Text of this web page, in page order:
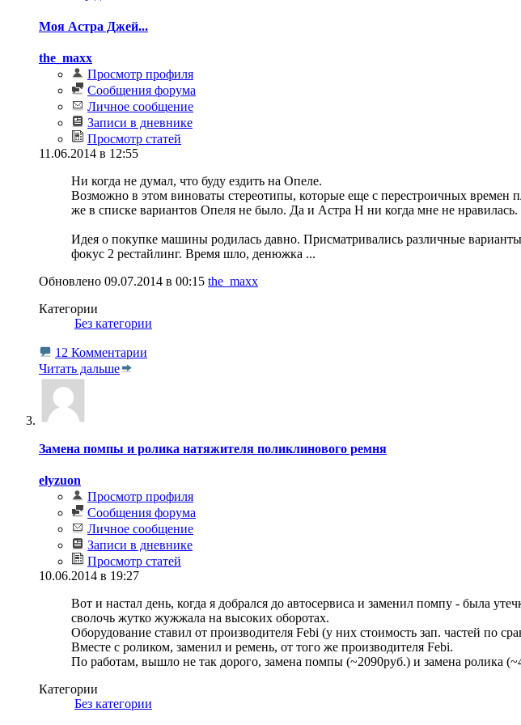
Моя Астра Джей...
the_maxx
Просмотр профиля
Сообщения форума
Личное сообщение
Записи в дневнике
Просмотр статей
11.06.2014 в 12:55
Ни когда не думал, что буду ездить на Опеле.
Возможно в этом виноваты стереотипы, которые еще с перестроичных времен
же в списке вариантов Опеля не было. Да и Астра Н ни когда мне не нравилась.
Идея о покупке машины родилась давно. Присматривались различные
фокус 2 рестайлинг. Время шло, денюжка ...
Обновлено 09.07.2014 в 00:15 the_maxx
Категории
Без категории
12 Комментарии
Читать дальше
Замена помпы и ролика натяжителя поликлинового ремня
elyzuon
Просмотр профиля
Сообщения форума
Личное сообщение
Записи в дневнике
Просмотр статей
10.06.2014 в 19:27
Вот и настал день, когда я добрался до автосервиса и заменил помпу - была
сволочь жутко жужжала на высоких оборотах.
Оборудование ставил от производителя Febi (у них стоимость зап. частей по
Вместе с роликом, заменил и ремень, от того же производителя Febi.
По работам, вышло не так дорого, замена помпы (~2090руб.) и замена ролика
Категории
Без категории